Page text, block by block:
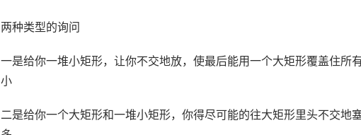
两种类型的询问
一是给你一堆小矩形，让你不交地放，使最后能用一个大矩形覆盖住所
小
二是给你一个大矩形和一堆小矩形，你得尽可能的往大矩形里头不交地